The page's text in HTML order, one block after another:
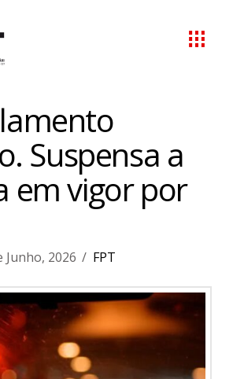
Suspensa a
em vigor por
Junho, 2026 FPT